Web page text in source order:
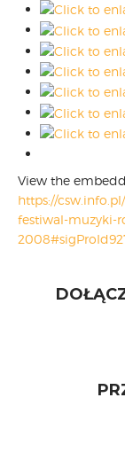
View the
https://
festiwal-muzyki-